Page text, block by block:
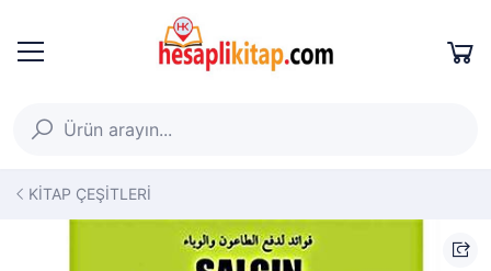
KİTAP ÇEŞİTLERİ